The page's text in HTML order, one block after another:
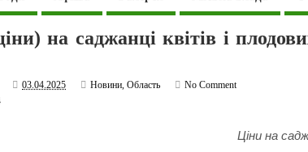
на саджанці квітів і
03.04.2025 Новини,Область
No Comment
Ціни на